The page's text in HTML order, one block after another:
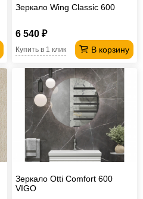
Зеркало Wing Classic 600
6 540 ₽
В корзину
Купить в 1 клик
Зеркало Otti Comfort 600
VIGO